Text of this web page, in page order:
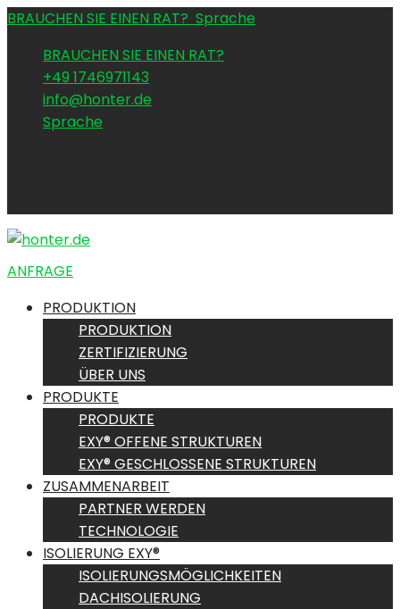
BRAUCHEN SIE EINEN RAT? Sprache
BRAUCHEN SIE EINEN RAT?
+49 1746971143
info@honter.de
Sprache
ANFRAGE
PRODUKTION
PRODUKTION
ZERTIFIZIERUNG
ÜBER UNS
PRODUKTE
PRODUKTE
EXY® OFFENE STRUKTUREN
EXY® GESCHLOSSENE STRUKTUREN
ZUSAMMENARBEIT
PARTNER WERDEN
TECHNOLOGIE
ISOLIERUNG EXY®
ISOLIERUNGSMÖGLICHKEITEN
DACHISOLIERUNG